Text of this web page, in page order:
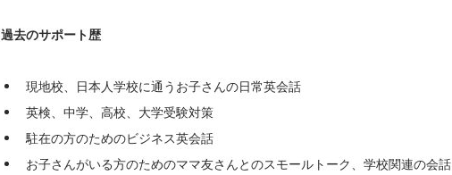
過去のサポート歴
現地校、日本人学校に通うお子さんの日常英会話
英検、中学、高校、大学受験対策
駐在の方のためのビジネス英会話
お子さんがいる方のためのママ友さんとのスモールトーク、学校関連の会話